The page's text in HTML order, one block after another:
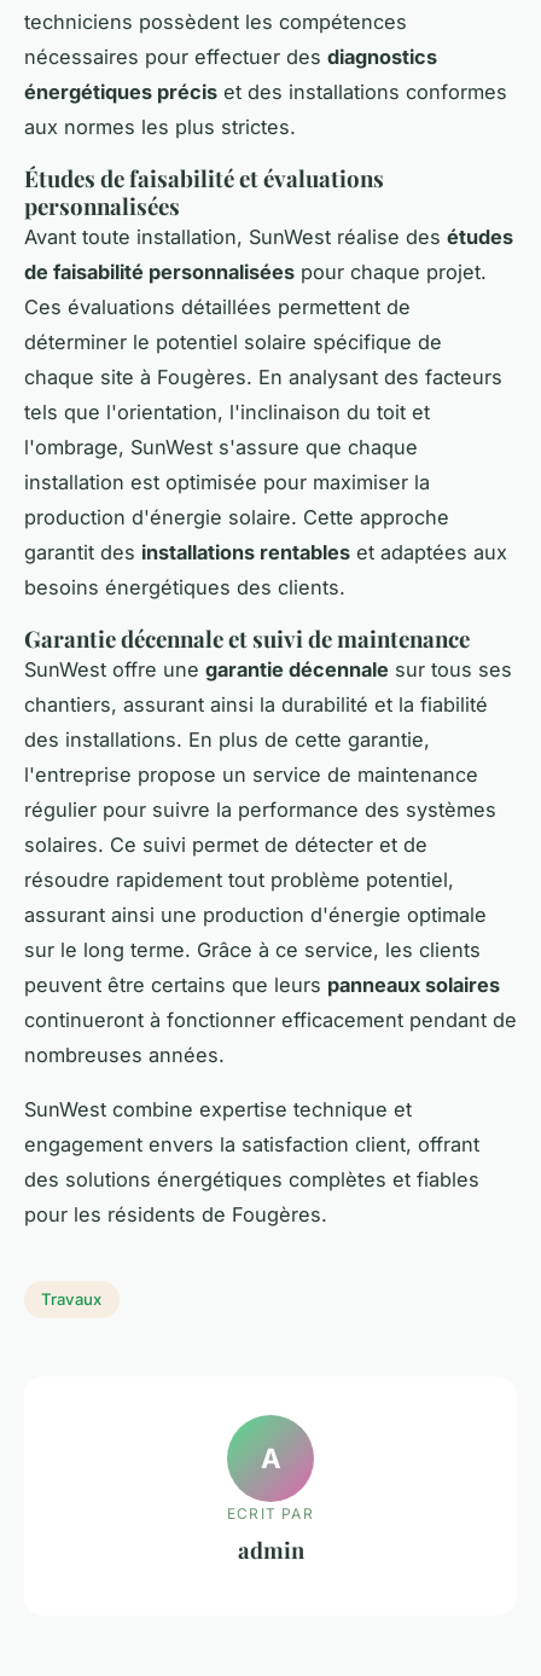
techniciens possèdent les compétences
nécessaires pour effectuer des diagnostics
énergétiques précis et des installations conformes
aux normes les plus strictes.
Études de faisabilité et évaluations
personnalisées
Avant toute installation, SunWest réalise des études
de faisabilité personnalisées pour chaque projet.
Ces évaluations détaillées permettent de
déterminer le potentiel solaire spécifique de
chaque site à Fougères. En analysant des facteurs
tels que l'orientation, l'inclinaison du toit et
l'ombrage, SunWest s'assure que chaque
installation est optimisée pour maximiser la
production d'énergie solaire. Cette approche
garantit des installations rentables et adaptées aux
besoins énergétiques des clients.
Garantie décennale et suivi de maintenance
SunWest offre une garantie décennale sur tous ses
chantiers, assurant ainsi la durabilité et la fiabilité
des installations. En plus de cette garantie,
l'entreprise propose un service de maintenance
régulier pour suivre la performance des systèmes
solaires. Ce suivi permet de détecter et de
résoudre rapidement tout problème potentiel,
assurant ainsi une production d'énergie optimale
sur le long terme. Grâce à ce service, les clients
peuvent être certains que leurs panneaux solaires
continueront à fonctionner efficacement pendant de
nombreuses années.
SunWest combine expertise technique et
engagement envers la satisfaction client, offrant
des solutions énergétiques complètes et fiables
pour les résidents de Fougères.
Travaux
A
ECRIT PAR
admin